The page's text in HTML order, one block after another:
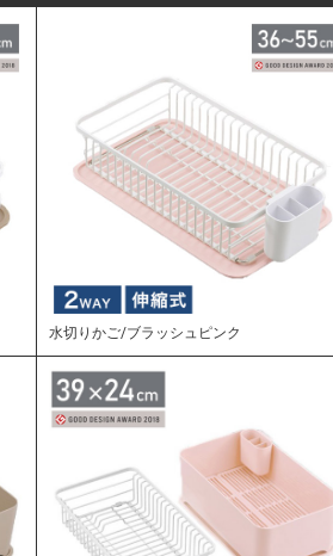
水切りかご/ブラッシュピンク